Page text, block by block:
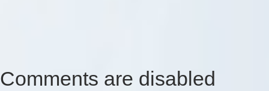
Comments are disabled